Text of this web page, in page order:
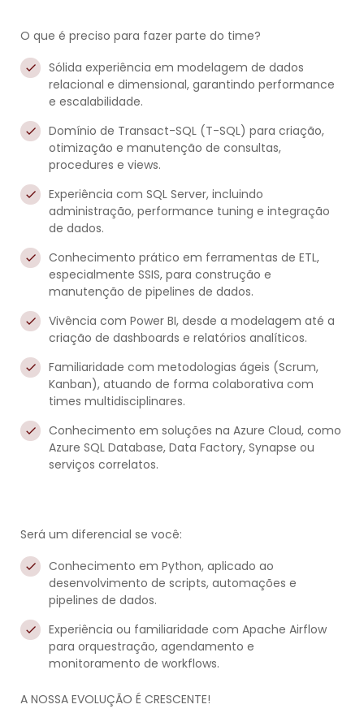
O que é preciso para fazer parte do time?
Sólida experiência em modelagem de dados
relacional e dimensional, garantindo performance
e escalabilidade.
Domínio de Transact-SQL (T-SQL) para criação,
otimização e manutenção de consultas,
procedures e views.
Experiência com SQL Server, incluindo
administração, performance tuning e integração
de dados.
Conhecimento prático em ferramentas de ETL,
especialmente SSIS, para construção e
manutenção de pipelines de dados.
Vivência com Power BI, desde a modelagem até a
criação de dashboards e relatórios analíticos.
Familiaridade com metodologias ágeis (Scrum,
Kanban), atuando de forma colaborativa com
times multidisciplinares.
Conhecimento em soluções na Azure Cloud, como
Azure SQL Database, Data Factory, Synapse ou
serviços correlatos.
Será um diferencial se você:
Conhecimento em Python, aplicado ao
desenvolvimento de scripts, automações e
pipelines de dados.
Experiência ou familiaridade com Apache Airflow
para orquestração, agendamento e
monitoramento de workflows.
A NOSSA EVOLUÇÃO É CRESCENTE!